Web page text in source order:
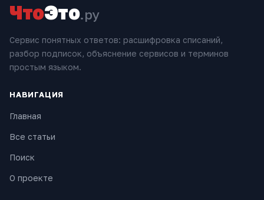
ЧтоЭто.ру
Сервис понятных ответов: расшифровка списаний,
разбор подписок, объяснение сервисов и терминов
простым языком.
НАВИГАЦИЯ
Главная
Все статьи
Поиск
О проекте